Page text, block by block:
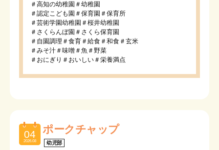
＃高知の幼稚園＃幼稚園
＃認定こども園＃保育園＃保育所
＃芸術学園幼稚園＃桜井幼稚園
＃さくらんぼ園＃さくら保育園
＃自園調理＃食育＃給食＃和食＃玄米
＃みそ汁＃味噌＃魚＃野菜
＃おにぎり＃おいしい＃栄養満点
04
2026.08
ポークチャップ
幼児部